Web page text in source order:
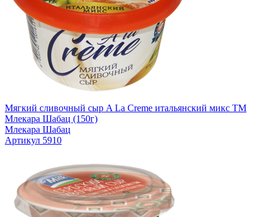
Мягкий сливочный сыр A La Creme итальянский микс TM
Млекара Шабац (150г)
Млекара Шабац
Артикул 5910